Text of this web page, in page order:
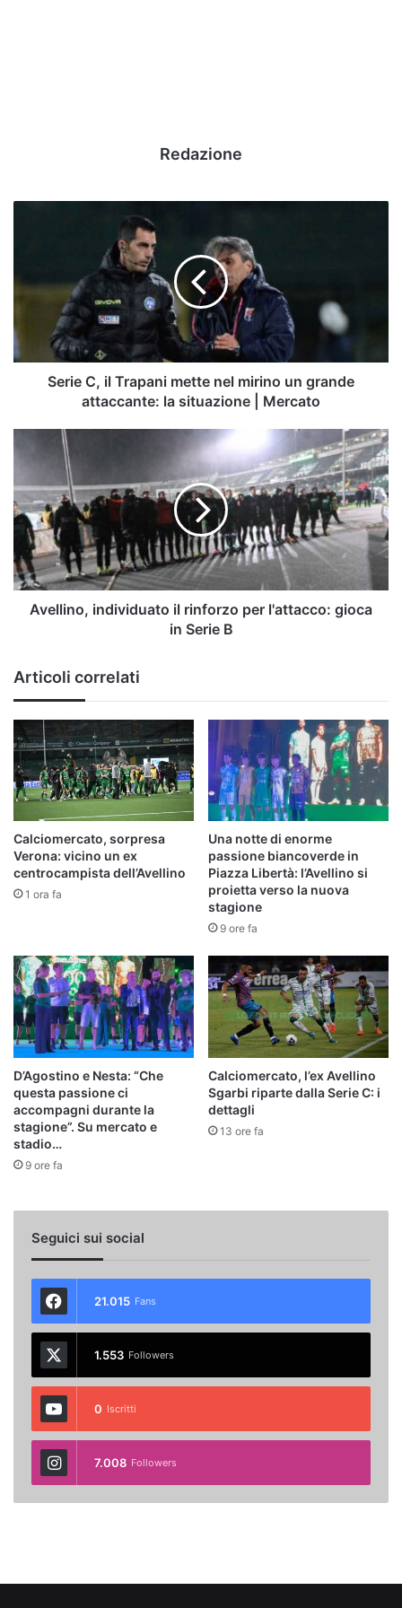
Redazione
mette
nel
un
grande
attaccante:Serie C, il Trapani mette nel mirino un grande
attaccante: la situazione | Mercato
individuato
rinforzo
per
l'attacco:
gioca
in
Serie
Avellino, individuato il rinforzo per l'attacco: gioca
in Serie B
Articoli correlati
Calciomercato, sorpresa
Verona: vicino un ex
centrocampista dell’Avellino
1 ora fa
Una notte di enorme
passione biancoverde in
Piazza Libertà: l’Avellino si
proietta verso la nuova
stagione
9 ore fa
D’Agostino e Nesta: “Che
questa passione ci
accompagni durante la
stagione”. Su mercato e
stadio…
9 ore fa
Calciomercato, l’ex Avellino
Sgarbi riparte dalla Serie C: i
dettagli
13 ore fa
Seguici sui social
21.015 Fans
1.553 Followers
0 Iscritti
7.008 Followers